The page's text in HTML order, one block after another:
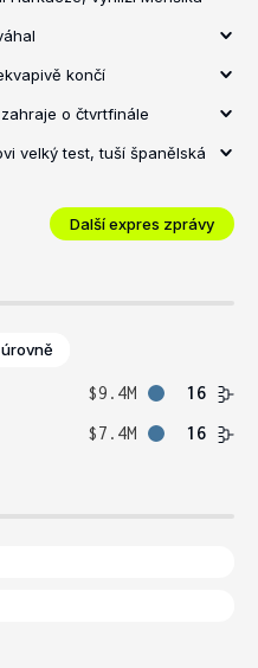
končí
o čtvrtfinále
velký test, tuší španělská
Další expres zprávy
$9.4M
16
$7.4M 16